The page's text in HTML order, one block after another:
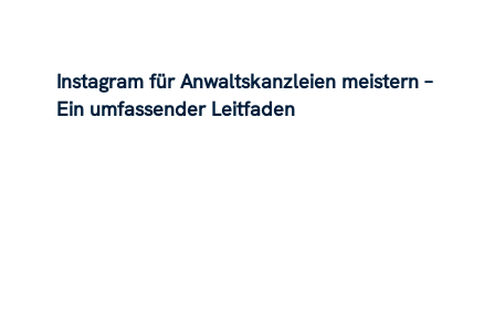
Instagram für Anwaltskanzleien meistern –
Ein umfassender Leitfaden